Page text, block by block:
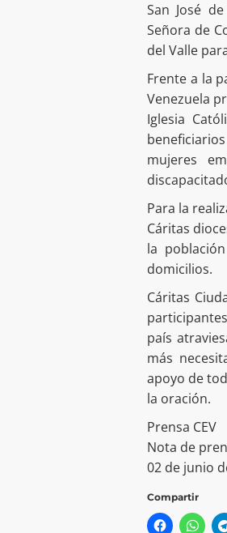
San José
Señora de
del Valle
Frente a la
Venezuela
Iglesia
mujeres
Para la
Cáritas
la
domicilios.
Cáritas
país
más
apoyo de
la oración.
Prensa CEV
Nota de
02 de junio
Compartir